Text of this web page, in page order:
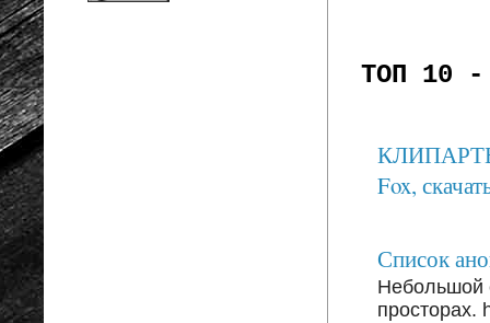
ТОП 10 -
КЛИПАРТЫ:
Fox,
Список
Небольшой
просторах.